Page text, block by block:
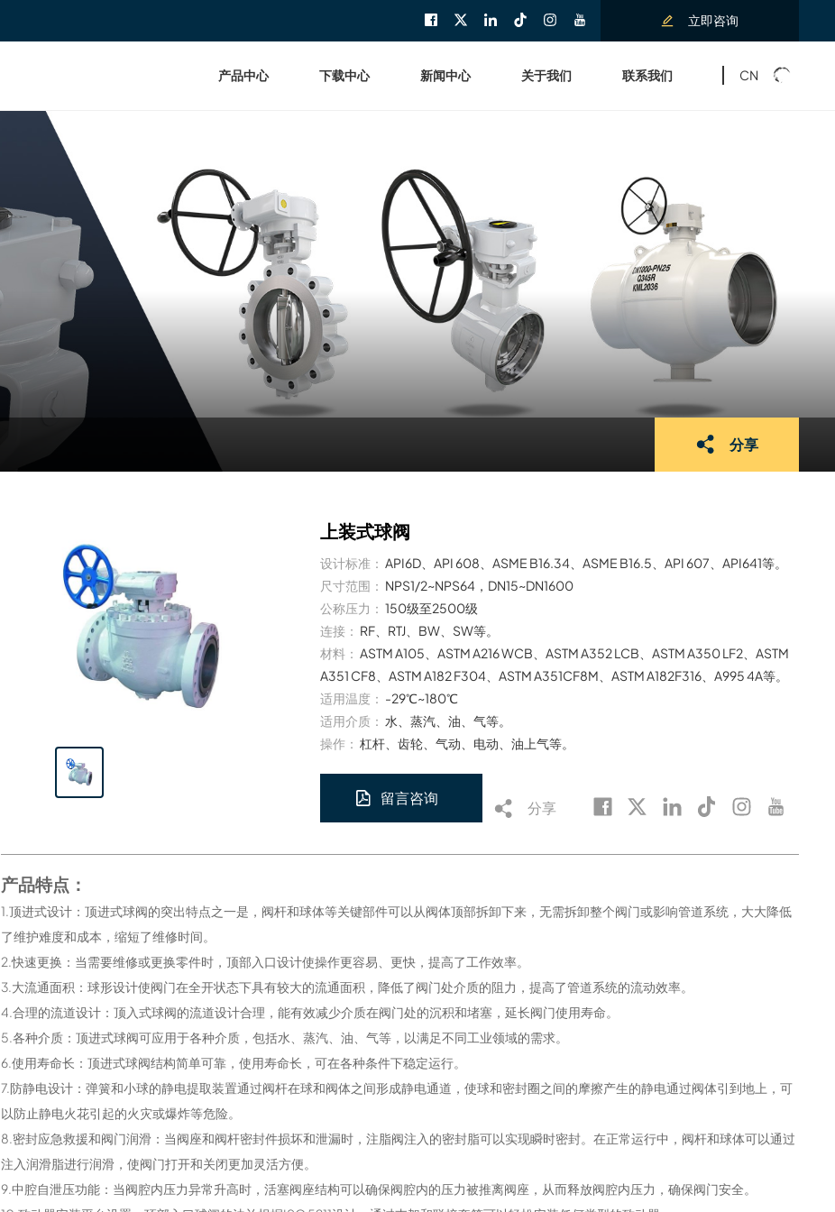
立即咨询
产品中心 下载中心 新闻中心 关于我们 联系我们 CN
分享
上装式球阀
设计标准： API6D、API 608、ASME B16.34、ASME B16.5、API 607、API641等。
尺寸范围： NPS1/2~NPS64，DN15~DN1600
公称压力： 150级至2500级
连接： RF、RTJ、BW、SW等。
材料： ASTM A105、ASTM A216 WCB、ASTM A352 LCB、ASTM A350 LF2、ASTM
A351 CF8、ASTM A182 F304、ASTM A351CF8M、ASTM A182F316、A995 4A等。
适用温度： -29℃~180℃
适用介质： 水、蒸汽、油、气等。
操作： 杠杆、齿轮、气动、电动、油上气等。
留言咨询
分享
产品特点：
1.顶进式设计：顶进式球阀的突出特点之一是，阀杆和球体等关键部件可以从阀体顶部拆卸下来，无需拆卸整个阀门或影响管道系统，大大降低
了维护难度和成本，缩短了维修时间。
2.快速更换：当需要维修或更换零件时，顶部入口设计使操作更容易、更快，提高了工作效率。
3.大流通面积：球形设计使阀门在全开状态下具有较大的流通面积，降低了阀门处介质的阻力，提高了管道系统的流动效率。
4.合理的流道设计：顶入式球阀的流道设计合理，能有效减少介质在阀门处的沉积和堵塞，延长阀门使用寿命。
5.各种介质：顶进式球阀可应用于各种介质，包括水、蒸汽、油、气等，以满足不同工业领域的需求。
6.使用寿命长：顶进式球阀结构简单可靠，使用寿命长，可在各种条件下稳定运行。
7.防静电设计：弹簧和小球的静电提取装置通过阀杆在球和阀体之间形成静电通道，使球和密封圈之间的摩擦产生的静电通过阀体引到地上，可
以防止静电火花引起的火灾或爆炸等危险。
8.密封应急救援和阀门润滑：当阀座和阀杆密封件损坏和泄漏时，注脂阀注入的密封脂可以实现瞬时密封。在正常运行中，阀杆和球体可以通过
注入润滑脂进行润滑，使阀门打开和关闭更加灵活方便。
9.中腔自泄压功能：当阀腔内压力异常升高时，活塞阀座结构可以确保阀腔内的压力被推离阀座，从而释放阀腔内压力，确保阀门安全。